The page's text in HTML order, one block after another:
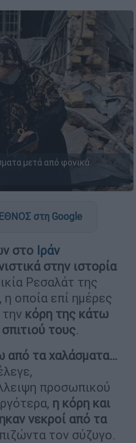
μετά από φονικά
στη Google
στο Ιράν
στην ιστορία
Ρεσαλάτ της
, η οποία επί ημέρες
κόρη της κάτω
τους.
από τα χαλάσματα…
προσωπικού
η κόρη και
νεκροί από τα
τον σύζυγο.